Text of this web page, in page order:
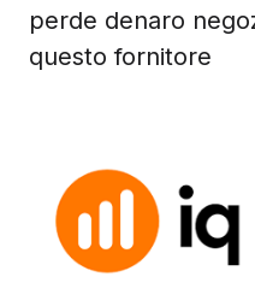
perde denaro
questo fornitore